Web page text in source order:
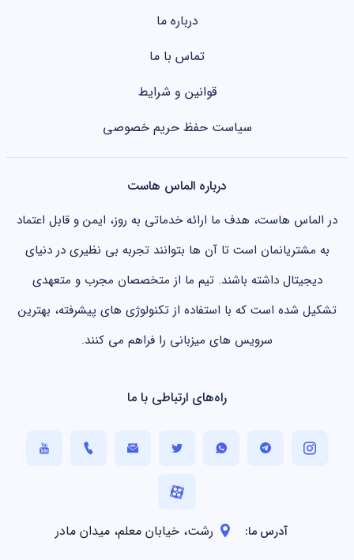
درباره ما
تماس با ما
قوانین و شرایط
سیاست حفظ حریم خصوصی
درباره الماس هاست
در الماس هاست، هدف ما ارائه خدماتی به روز، ایمن و قابل اعتماد
به مشتریانمان است تا آن ها بتوانند تجربه بی نظیری در دنیای
دیجیتال داشته باشند. تیم ما از متخصصان مجرب و متعهدی
تشکیل شده است که با استفاده از تکنولوژی های پیشرفته، بهترین
سرویس های میزبانی را فراهم می کنند.
راه‌های ارتباطی با ما
آدرس ما: رشت، خیابان معلم، میدان مادر